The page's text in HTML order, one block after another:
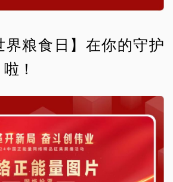
界粮食日】在你的守护
！